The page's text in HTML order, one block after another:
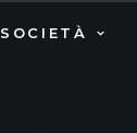
SOCIETÀ